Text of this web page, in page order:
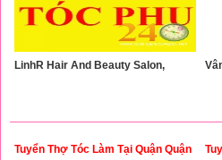
LinhR Hair And Beauty Salon,
Tuyển Thợ Tóc Làm Tại Quận Quận